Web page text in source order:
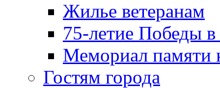
Жилье ветеранам
75-летие Победы
Мемориал памяти
Гостям города